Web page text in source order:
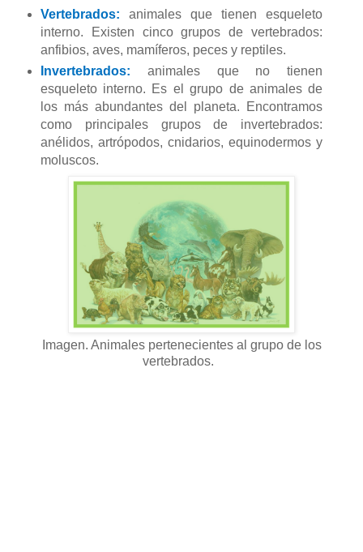
Vertebrados: animales que tienen esqueleto
interno. Existen cinco grupos de vertebrados:
anfibios, aves, mamíferos, peces y reptiles.
Invertebrados: animales que no tienen
esqueleto interno. Es el grupo de animales de
los más abundantes del planeta. Encontramos
como principales grupos de invertebrados:
anélidos, artrópodos, cnidarios, equinodermos y
moluscos.
Imagen. Animales pertenecientes al grupo de los
vertebrados.